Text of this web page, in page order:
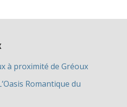
à proximité de Gréoux
Romantique du